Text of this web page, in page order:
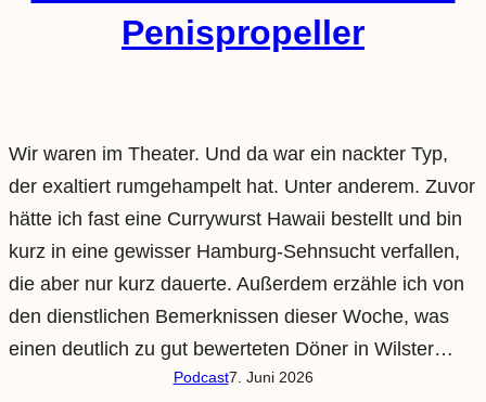
Penispropeller
Wir waren im Theater. Und da war ein nackter Typ,
der exaltiert rumgehampelt hat. Unter anderem. Zuvor
hätte ich fast eine Currywurst Hawaii bestellt und bin
kurz in eine gewisser Hamburg-Sehnsucht verfallen,
die aber nur kurz dauerte. Außerdem erzähle ich von
den dienstlichen Bemerknissen dieser Woche, was
einen deutlich zu gut bewerteten Döner in Wilster…
Podcast7. Juni 2026